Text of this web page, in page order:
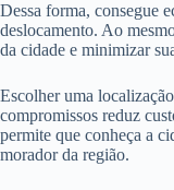
Dessa forma, consegue
deslocamento. Ao
da cidade e minimizar
Escolher uma
compromissos reduz
permite que conheça a
morador da região.